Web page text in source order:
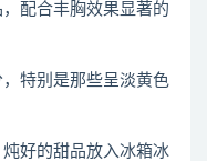
配合丰胸效果显著的
特别是那些呈淡黄色
好的甜品放入冰箱冰